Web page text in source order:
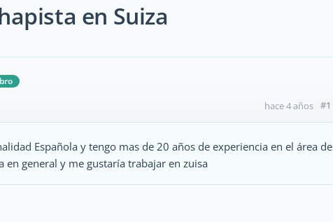
en Suiza
hace 4 años #1
Española y tengo mas de 20 años de experiencia en el área de
en general y me gustaría trabajar en zuisa